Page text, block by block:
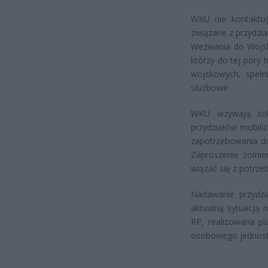
WKU nie
związane z
Wezwania do
którzy do tej pory
wojskowych,
służbowe.
WKU wzywają
przydziałów
zapotrzebowania
Zaproszenie
wiązać się z
Nadawanie
aktualną sytuacją
RP, realizowana
osobowego